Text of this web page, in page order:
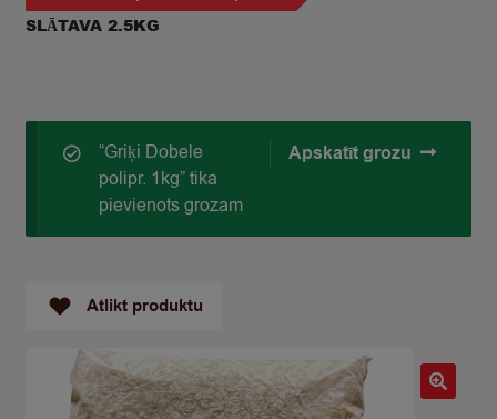
SLĀTAVA 2.5KG
Apskatīt grozu
“Griķi Dobele
polipr. 1kg” tika
pievienots grozam
Atlikt produktu